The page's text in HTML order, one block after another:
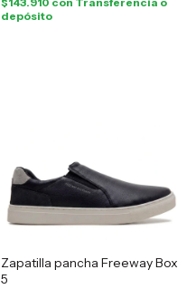
depósito
Zapatilla pancha Freeway Box
5